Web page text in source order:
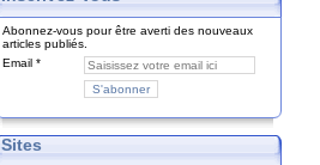
Abonnez-vous pour être averti des nouveaux
articles publiés.
Email
Sites